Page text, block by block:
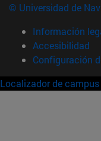
© Universidad de
Información
Accesibilidad
Configuración
Localizador de campus